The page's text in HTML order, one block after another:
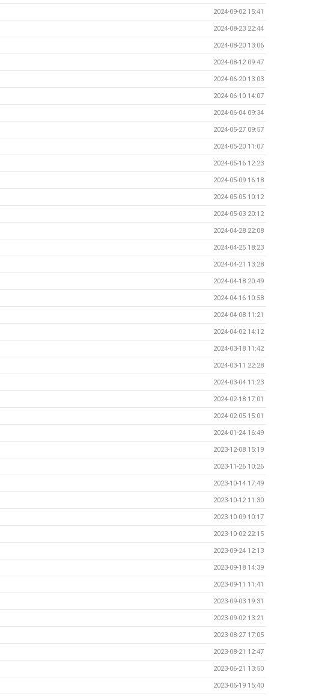
2024-09-02 15:41
2024-08-23 22:44
2024-08-20 13:06
2024-08-12 09:47
2024-06-20 13:03
2024-06-10 14:07
2024-06-04 09:34
2024-05-27 09:57
2024-05-20 11:07
2024-05-16 12:23
2024-05-09 16:18
2024-05-05 10:12
2024-05-03 20:12
2024-04-28 22:08
2024-04-25 18:23
2024-04-21 13:28
2024-04-18 20:49
2024-04-16 10:58
2024-04-08 11:21
2024-04-02 14:12
2024-03-18 11:42
2024-03-11 22:28
2024-03-04 11:23
2024-02-18 17:01
2024-02-05 15:01
2024-01-24 16:49
2023-12-08 15:19
2023-11-26 10:26
2023-10-14 17:49
2023-10-12 11:30
2023-10-09 10:17
2023-10-02 22:15
2023-09-24 12:13
2023-09-18 14:39
2023-09-11 11:41
2023-09-03 19:31
2023-09-02 13:21
2023-08-27 17:05
2023-08-21 12:47
2023-06-21 13:50
2023-06-19 15:40